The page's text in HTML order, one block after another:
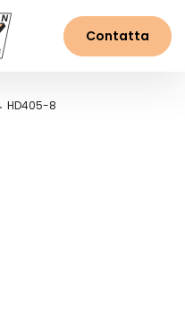
Contatta
HD405-8